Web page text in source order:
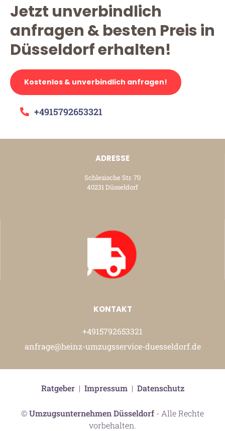
Jetzt unverbindlich
anfragen & besten Preis in
Düsseldorf erhalten!
Kostenlos & unverbindlich anfragen!
+4915792653321
ADRESSE
Schlesische Str. 70
40231 Düsseldorf
KONTAKT
+4915792653321
anfrage@heinz-umzugsservice-duesseldorf.de
©Umzugsunternehmen Düsseldorf - Alle Rechte
vorbehalten.
Ratgeber| Impressum| Datenschutz